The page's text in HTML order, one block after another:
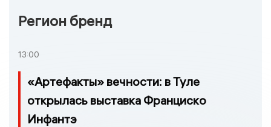
Регион бренд
13:00
«Артефакты» вечности: в Туле
открылась выставка Франциско
Инфантэ